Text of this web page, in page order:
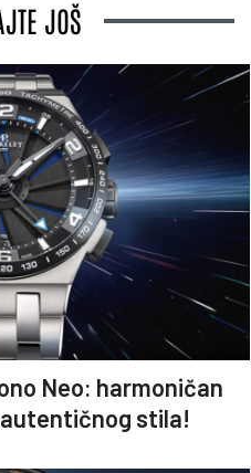
JOŠ
Neo: harmoničan
stila!